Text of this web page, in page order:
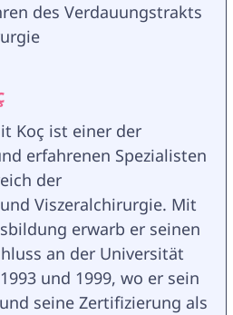
des Verdauungstrakts
Koç ist einer der
erfahrenen Spezialisten
der
Viszeralchirurgie. Mit
erwarb er seinen
an der Universität
und 1999, wo er sein
seine Zertifizierung als